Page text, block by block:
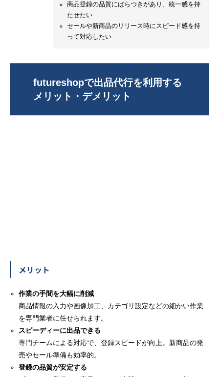
商品登録の品質にばらつきがあり、統一感を持
たせたい
セールや新商品のリリース時にスピード感を持
って対応したい
futureshopで出品代行を利用する
メリット・デメリット
メリット
作業の手間を大幅に削減
商品情報の入力や画像加工、カテゴリ設定などの細かい作業
を専門業者に任せられます。
スピーディーに出品できる
専門チームによる対応で、登録スピードが向上。新商品の発
売やセール準備も効率的。
登録の品質が安定する